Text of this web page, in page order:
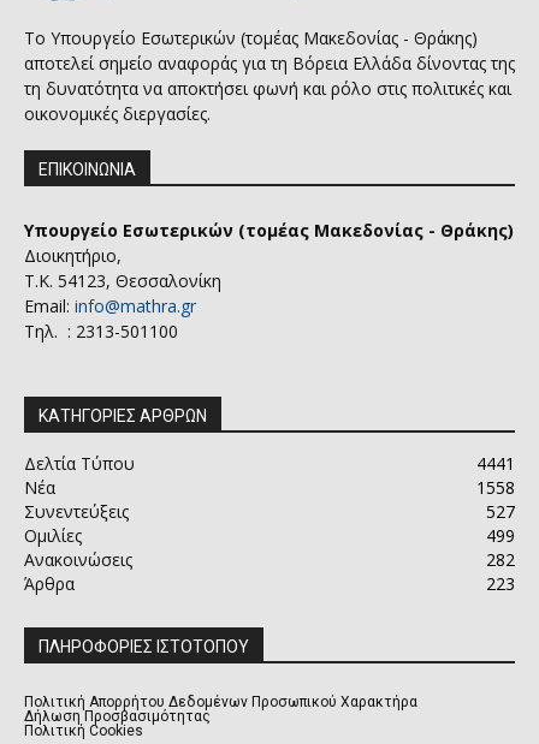
Το Υπουργείο Εσωτερικών (τομέας Μακεδονίας - Θράκης)
αποτελεί σημείο αναφοράς για τη Βόρεια Ελλάδα δίνοντας της
τη δυνατότητα να αποκτήσει φωνή και ρόλο στις πολιτικές και
οικονομικές διεργασίες.
ΕΠΙΚΟΙΝΩΝΙΑ
Υπουργείο Εσωτερικών (τομέας Μακεδονίας - Θράκης)
Διοικητήριο,
Τ.Κ. 54123, Θεσσαλονίκη
Email: info@mathra.gr
Τηλ. : 2313-501100
ΚΑΤΗΓΟΡΙΕΣ ΑΡΘΡΩΝ
Δελτία Τύπου
4441
Νέα
1558
Συνεντεύξεις
527
Ομιλίες
499
Ανακοινώσεις
282
Άρθρα
223
ΠΛΗΡΟΦΟΡΙΕΣ ΙΣΤΟΤΟΠΟΥ
Πολιτική Απορρήτου Δεδομένων Προσωπικού Χαρακτήρα
Δήλωση Προσβασιμότητας
Πολιτική Cookies